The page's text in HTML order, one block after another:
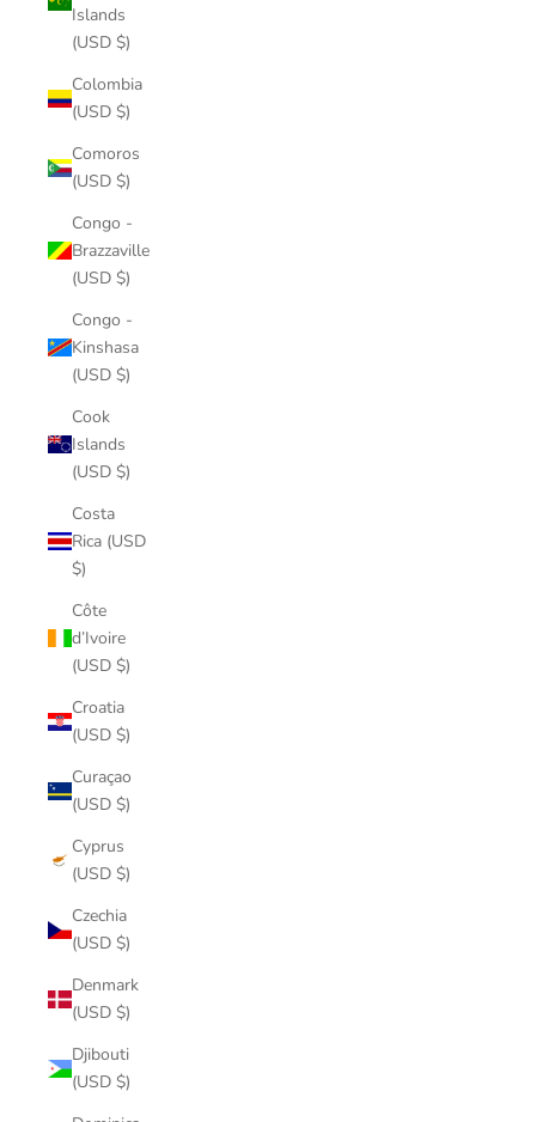
Islands
(USD $)
Colombia
(USD $)
Comoros
(USD $)
Congo -
Brazzaville
(USD $)
Congo -
Kinshasa
(USD $)
Cook
Islands
(USD $)
Costa
Rica (USD
$)
Côte
d’Ivoire
(USD $)
Croatia
(USD $)
Curaçao
(USD $)
Cyprus
(USD $)
Czechia
(USD $)
Denmark
(USD $)
Djibouti
(USD $)